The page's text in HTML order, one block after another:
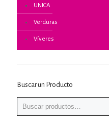
UNICA
Verduras
Víveres
Buscar un Producto